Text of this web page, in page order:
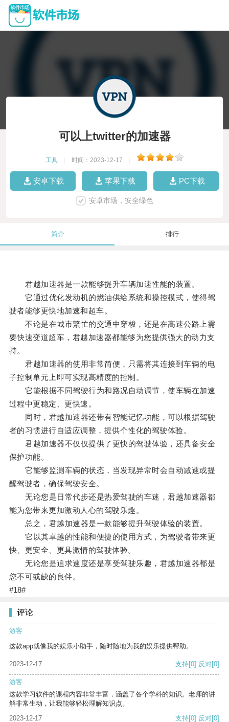
可以上twitter的加速器
工具 时间：2023-12-17
安卓下载 苹果下载 PC下载
安卓市场，安全绿色
简介 排行
君越加速器是一款能够提升车辆加速性能的装置。
它通过优化发动机的燃油供给系统和操控模式，使得驾
驶者能够更快地加速和超车。
不论是在城市繁忙的交通中穿梭，还是在高速公路上需
要快速变道超车，君越加速器都能够为您提供强大的动力支
持。
君越加速器的使用非常简便，只需将其连接到车辆的电
子控制单元上即可实现高精度的控制。
它能根据不同驾驶行为和路况自动调节，使车辆在加速
过程中更稳定、更快速。
同时，君越加速器还带有智能记忆功能，可以根据驾驶
者的习惯进行自适应调整，提供个性化的驾驶体验。
君越加速器不仅仅提供了更快的驾驶体验，还具备安全
保护功能。
它能够监测车辆的状态，当发现异常时会自动减速或提
醒驾驶者，确保驾驶安全。
无论您是日常代步还是热爱驾驶的车迷，君越加速器都
能为您带来更加激动人心的驾驶乐趣。
总之，君越加速器是一款能够提升驾驶体验的装置。
它以其卓越的性能和便捷的使用方式，为驾驶者带来更
快、更安全、更具激情的驾驶体验。
无论您是追求速度还是享受驾驶乐趣，君越加速器都是
您不可或缺的良伴。
#18#
评论
游客
这款app就像我的娱乐小助手，随时随地为我的娱乐提供帮助。
2023-12-17 支持[0] 反对[0]
游客
这款学习软件的课程内容非常丰富，涵盖了各个学科的知识。老师的讲
解非常生动，让我能够轻松理解知识点。
2023-12-17
支持[0] 反对[0]